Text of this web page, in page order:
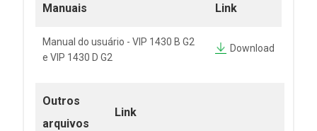
Manuais Link
Manual do usuário - VIP 1430 B G2
e VIP 1430 D G2
Download
Outros
arquivos
Link